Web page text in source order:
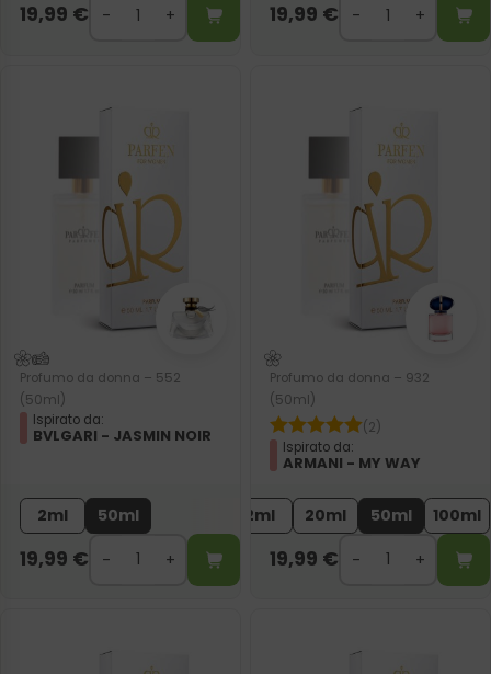
19,99 € 19,99 €
Profumo da donna – 552
(50ml)
Ispirato da:
BVLGARI - JASMIN NOIR
2ml 50ml
19,99 €
Profumo da donna – 932
(50ml)
(2)
Ispirato da:
ARMANI - MY WAY
2ml 20ml 50ml 100ml
19,99 €